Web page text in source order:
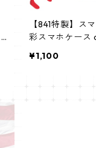
【841特製】ス
彩スマホケース
¥1,100